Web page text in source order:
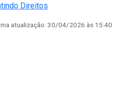
Direitos
atualização: 30/04/2026 às 15:40